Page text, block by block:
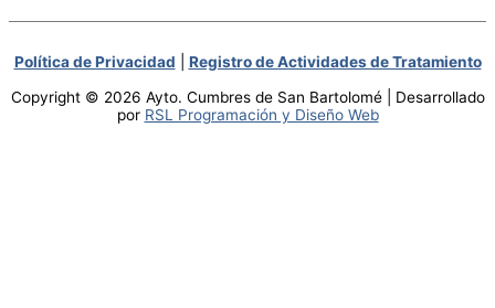
Política de Privacidad
Registro de Actividades de Tratamiento
Copyright © 2026 Ayto. Cumbres de San Bartolomé | Desarrollado
por RSL Programación y Diseño Web